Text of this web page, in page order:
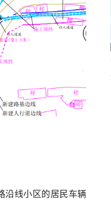
沿线小区的居民车辆